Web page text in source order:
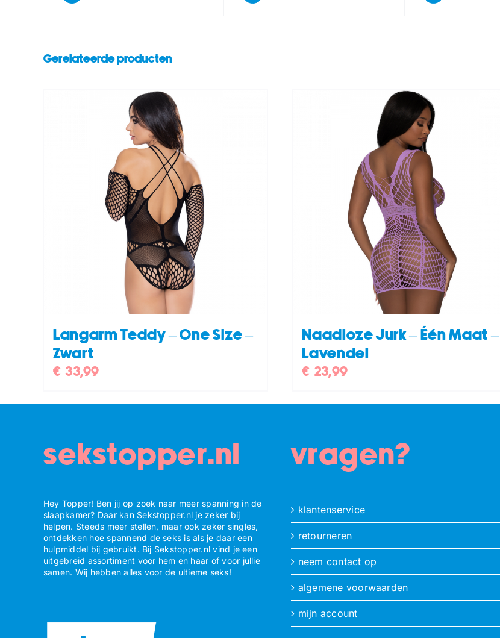
Gerelateerde producten
Langarm Teddy – One Size –
Zwart
€ 33,99
TOEVOEGEN AAN WINKELWAGEN
DETAILS
Naadloze Jurk – Één Maat –
Lavendel
€ 23,99
TOEVOEGEN AAN WINKELWAGEN
DETAILS
sekstopper.nl
Hey Topper! Ben jij op zoek naar meer spanning in de
slaapkamer? Daar kan Sekstopper.nl je zeker bij
helpen. Steeds meer stellen, maar ook zeker singles,
ontdekken hoe spannend de seks is als je daar een
hulpmiddel bij gebruikt. Bij Sekstopper.nl vind je een
uitgebreid assortiment voor hem en haar of voor jullie
samen. Wij hebben alles voor de ultieme seks!
vragen?
klantenservice
retourneren
neem contact op
algemene voorwaarden
mijn account